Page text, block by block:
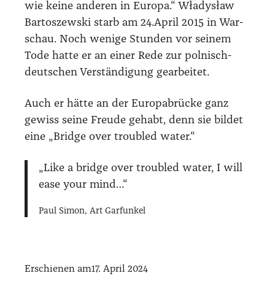
wie kei­ne ande­ren in Euro­pa.“ Wła­dysław
Bar­to­szew­ski starb am 24.April 2015 in War­
schau. Noch weni­ge Stun­den vor sei­nem
Tode hat­te er an einer Rede zur pol­nisch-
deut­schen Ver­stän­di­gung gear­bei­tet.
Auch er hät­te an der Euro­pa­brü­cke ganz
gewiss sei­ne Freu­de gehabt, denn sie bil­det
eine „Bridge over trou­bled water.“
„Like a bridge over trou­bled water, I will
ease your mind…“
Paul Simon, Art Gar­fun­kel
Erschienen am17. April 2024